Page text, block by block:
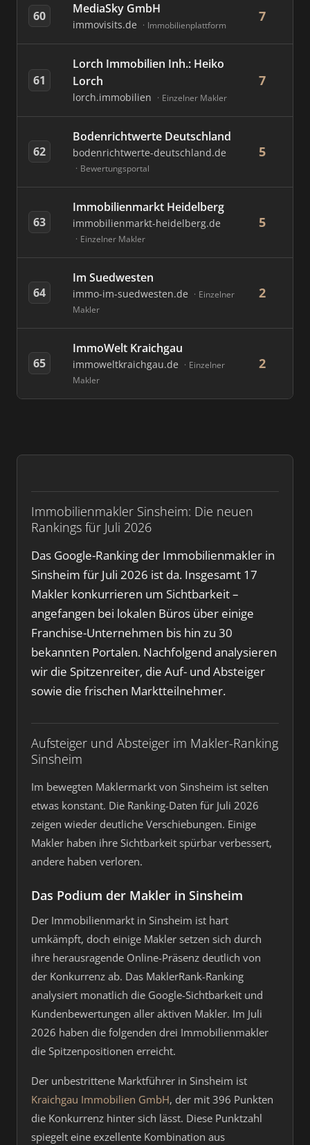
Immobilienmakler Sinsheim: Die neuen
Rankings für Juli 2026
Das Google-Ranking der Immobilienmakler in
Sinsheim für Juli 2026 ist da. Insgesamt 17
Makler konkurrieren um Sichtbarkeit –
angefangen bei lokalen Büros über einige
Franchise-Unternehmen bis hin zu 30
bekannten Portalen. Nachfolgend analysieren
wir die Spitzenreiter, die Auf- und Absteiger
sowie die frischen Marktteilnehmer.
Aufsteiger und Absteiger im Makler-Ranking
Sinsheim
Im bewegten Maklermarkt von Sinsheim ist selten
etwas konstant. Die Ranking-Daten für Juli 2026
zeigen wieder deutliche Verschiebungen. Einige
Makler haben ihre Sichtbarkeit spürbar verbessert,
andere haben verloren.
Das Podium der Makler in Sinsheim
Der Immobilienmarkt in Sinsheim ist hart
umkämpft, doch einige Makler setzen sich durch
ihre herausragende Online-Präsenz deutlich von
der Konkurrenz ab. Das MaklerRank-Ranking
analysiert monatlich die Google-Sichtbarkeit und
Kundenbewertungen aller aktiven Makler. Im Juli
2026 haben die folgenden drei Immobilienmakler
die Spitzenpositionen erreicht.
Der unbestrittene Marktführer in Sinsheim ist
Kraichgau Immobilien GmbH, der mit 396 Punkten
die Konkurrenz hinter sich lässt. Diese Punktzahl
spiegelt eine exzellente Kombination aus
60 MediaSky GmbH
immovisits.de Immobilienplattform
7
61
Lorch Immobilien Inh.: Heiko
Lorch
lorch.immobilien Einzelner Makler
7
62
Bodenrichtwerte Deutschland
bodenrichtwerte-deutschland.de
Bewertungsportal
5
63
Immobilienmarkt Heidelberg
immobilienmarkt-heidelberg.de
Einzelner Makler
5
64
Im Suedwesten
immo-im-suedwesten.de
Einzelner
Makler
2
65
ImmoWelt Kraichgau
immoweltkraichgau.de
Einzelner
Makler
2